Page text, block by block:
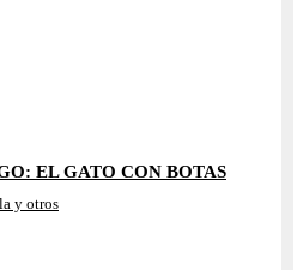
EL GATO CON BOTAS
y otros